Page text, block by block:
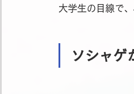
大学生の目線で
ソシャゲ